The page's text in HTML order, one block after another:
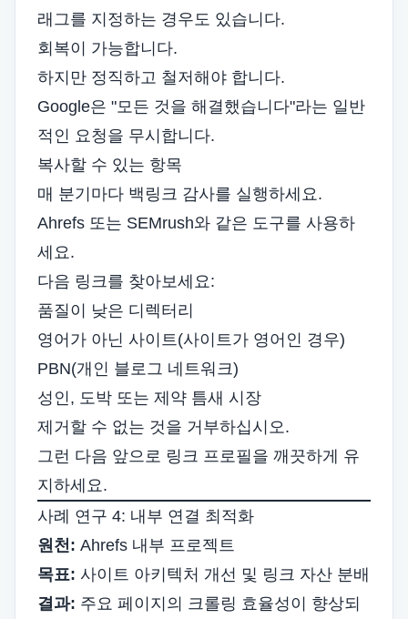
래그를 지정하는 경우도 있습니다.
회복이 가능합니다.
하지만 정직하고 철저해야 합니다.
Google은 "모든 것을 해결했습니다"라는 일반
적인 요청을 무시합니다.
복사할 수 있는 항목
매 분기마다 백링크 감사를 실행하세요.
Ahrefs 또는 SEMrush와 같은 도구를 사용하
세요.
다음 링크를 찾아보세요:
품질이 낮은 디렉터리
영어가 아닌 사이트(사이트가 영어인 경우)
PBN(개인 블로그 네트워크)
성인, 도박 또는 제약 틈새 시장
제거할 수 없는 것을 거부하십시오.
그런 다음 앞으로 링크 프로필을 깨끗하게 유
지하세요.
사례 연구 4: 내부 연결 최적화
원천: Ahrefs 내부 프로젝트
목표: 사이트 아키텍처 개선 및 링크 자산 분배
결과: 주요 페이지의 크롤링 효율성이 향상되